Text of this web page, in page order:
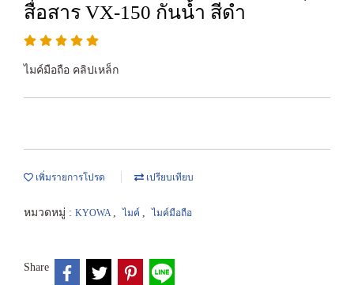
สื่อสาร VX-150 กันน้ำ สีดำ
ไมค์มือถือ คลิปเหล็ก
เพิ่มรายการโปรด เปรียบเทียบ
หมวดหมู่ : KYOWA , ไมค์ , ไมค์มือถือ
Share